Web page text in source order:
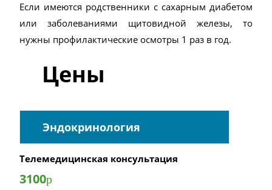
Если имеются родственники с сахарным диабетом
или заболеваниями щитовидной железы, то
нужны профилактические осмотры 1 раз в год.
Цены
Эндокринология
Телемедицинская консультация
3100р